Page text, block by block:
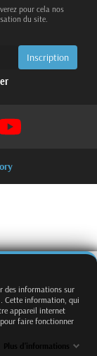
pour cela nos
du site.
des informations sur
Cette information, qui
appareil internet
faire fonctionner
Plus d'informations